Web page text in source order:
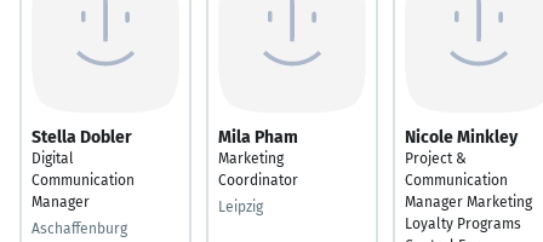
Stella Dobler
Digital
Communication
Manager
Aschaffenburg
Mila Pham
Marketing
Coordinator
Leipzig
Nicole Minkley
Project &
Communication
Manager Marketing
Loyalty Programs